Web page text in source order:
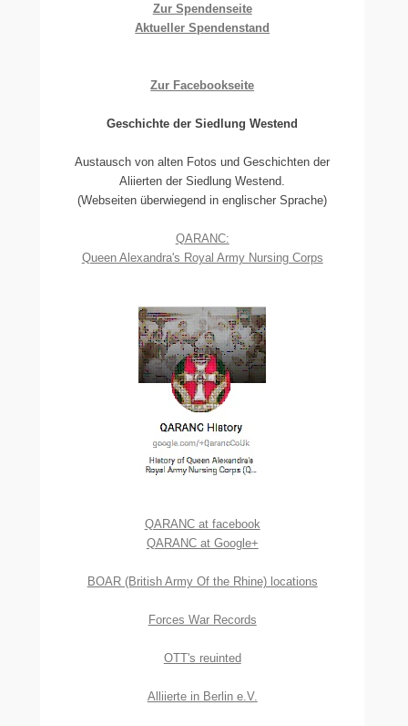
Zur Spendenseite
Aktueller Spendenstand
Zur Facebookseite
Geschichte der Siedlung Westend
Austausch von alten Fotos und Geschichten der
Aliierten der Siedlung Westend.
(Webseiten überwiegend in englischer Sprache)
QARANC:
Queen Alexandra's Royal Army Nursing Corps
QARANC at facebook
QARANC at Google+
BOAR (British Army Of the Rhine) locations
Forces War Records
OTT's reuinted
Alliierte in Berlin e.V.